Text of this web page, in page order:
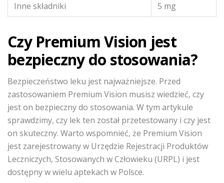
Inne składniki
5 mg
Czy Premium Vision jest
bezpieczny do stosowania?
Bezpieczeństwo leku jest najważniejsze. Przed
zastosowaniem Premium Vision musisz wiedzieć, czy
jest on bezpieczny do stosowania. W tym artykule
sprawdzimy, czy lek ten został przetestowany i czy jest
on skuteczny. Warto wspomnieć, że Premium Vision
jest zarejestrowany w Urzędzie Rejestracji Produktów
Leczniczych, Stosowanych w Człowieku (URPL) i jest
dostępny w wielu aptekach w Polsce.